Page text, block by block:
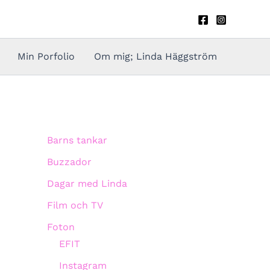
Min Porfolio Om mig; Linda Häggström
Barns tankar
Buzzador
Dagar med Linda
Film och TV
Foton
EFIT
Instagram